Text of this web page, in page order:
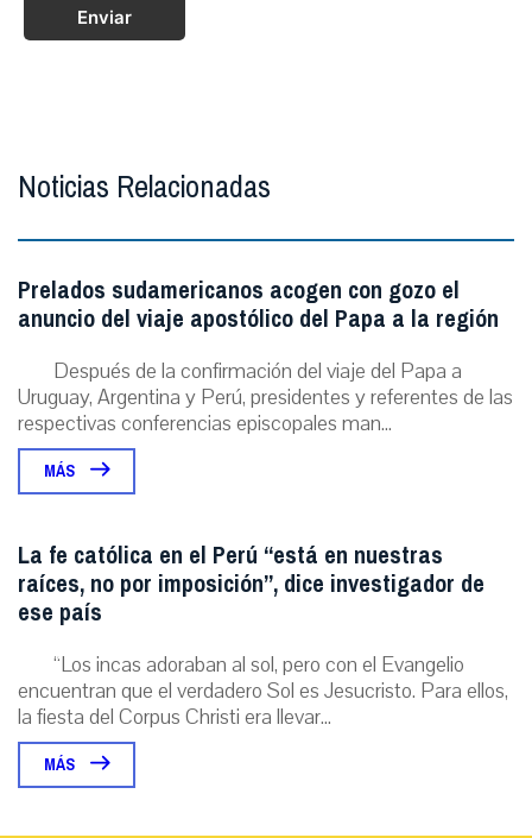
Enviar
Noticias Relacionadas
Prelados sudamericanos acogen con gozo el
anuncio del viaje apostólico del Papa a la región
Después de la confirmación del viaje del Papa a
Uruguay, Argentina y Perú, presidentes y referentes de las
respectivas conferencias episcopales man...
MÁS
La fe católica en el Perú “está en nuestras
raíces, no por imposición”, dice investigador de
ese país
“Los incas adoraban al sol, pero con el Evangelio
encuentran que el verdadero Sol es Jesucristo. Para ellos,
la fiesta del Corpus Christi era llevar...
MÁS